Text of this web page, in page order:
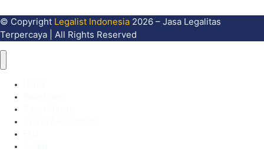
Sini
© Copyright Legalist Indonesia 2026 – Jasa Legalitas
Terpercaya | All Rights Reserved